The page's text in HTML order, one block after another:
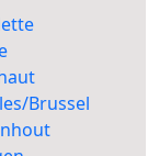
Brussel